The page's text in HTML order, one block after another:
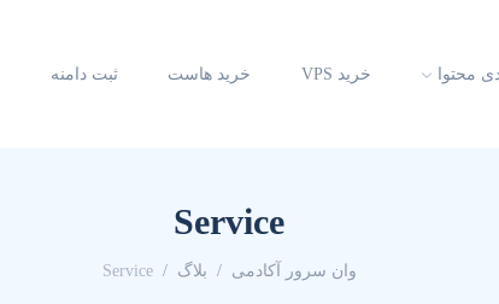
محتوا خرید VPS خرید هاست ثبت دامنه
Service
وان سرور آکادمی بلاگ Service